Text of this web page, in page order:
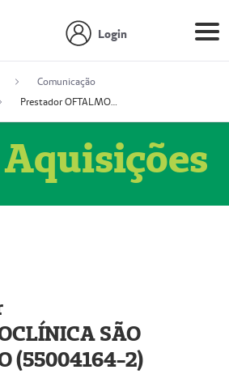
Login
Comunicação
Prestador OFTALMOCLÍNICA SÃO GONÇALO (55004164-2)
SÃO
(55004164-2)